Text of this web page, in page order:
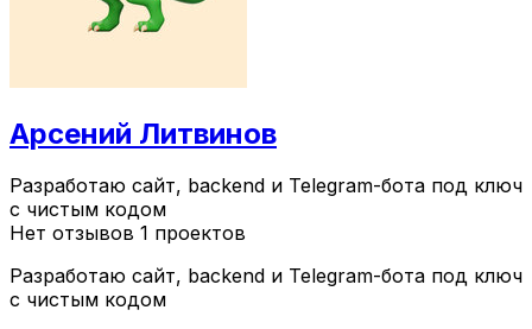
Арсений Литвинов
Разработаю сайт, backend и Telegram-бота под ключ
с чистым кодом
Нет отзывов 1 проектов
Разработаю сайт, backend и Telegram-бота под ключ
с чистым кодом